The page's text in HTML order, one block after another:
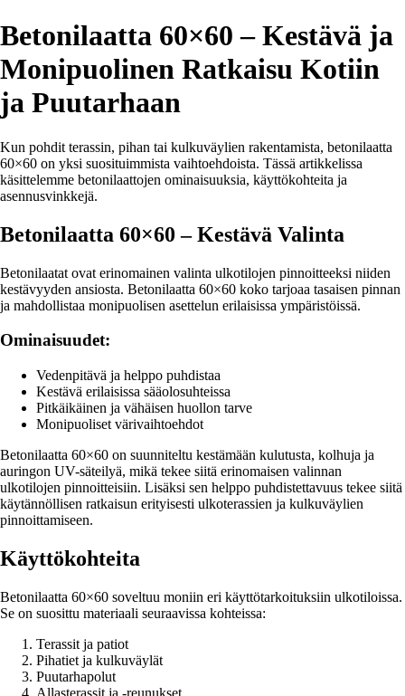
Betonilaatta 60×60 – Kestävä ja
Monipuolinen Ratkaisu Kotiin
ja Puutarhaan
Kun pohdit terassin, pihan tai kulkuväylien rakentamista, betonilaatta
60×60 on yksi suosituimmista vaihtoehdoista. Tässä artikkelissa
käsittelemme betonilaattojen ominaisuuksia, käyttökohteita ja
asennusvinkkejä.
Betonilaatta 60×60 – Kestävä Valinta
Betonilaatat ovat erinomainen valinta ulkotilojen pinnoitteeksi niiden
kestävyyden ansiosta. Betonilaatta 60×60 koko tarjoaa tasaisen pinnan
ja mahdollistaa monipuolisen asettelun erilaisissa ympäristöissä.
Ominaisuudet:
Vedenpitävä ja helppo puhdistaa
Kestävä erilaisissa sääolosuhteissa
Pitkäikäinen ja vähäisen huollon tarve
Monipuoliset värivaihtoehdot
Betonilaatta 60×60 on suunniteltu kestämään kulutusta, kolhuja ja
auringon UV-säteilyä, mikä tekee siitä erinomaisen valinnan
ulkotilojen pinnoitteisiin. Lisäksi sen helppo puhdistettavuus tekee siitä
käytännöllisen ratkaisun erityisesti ulkoterassien ja kulkuväylien
pinnoittamiseen.
Käyttökohteita
Betonilaatta 60×60 soveltuu moniin eri käyttötarkoituksiin ulkotiloissa.
Se on suosittu materiaali seuraavissa kohteissa:
Terassit ja patiot
Pihatiet ja kulkuväylät
Puutarhapolut
Allasterassit ja -reunukset